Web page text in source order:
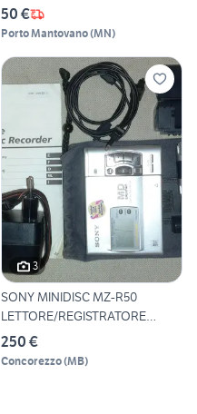
50 €
Porto Mantovano(MN)
3
SONY MINIDISC MZ-R50
LETTORE/REGISTRATORE
DIGITALE
250 €
Concorezzo(MB)